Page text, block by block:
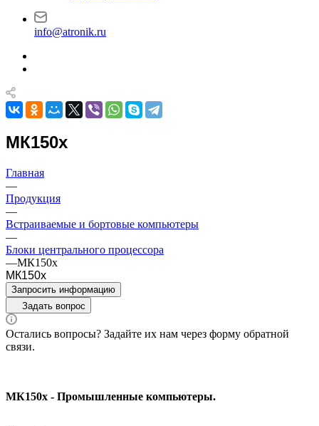
info@atronik.ru
МК150x
Главная
—
Продукция
—
Встраиваемые и бортовые компьютеры
—
Блоки центрального процессора
—МК150x
МК150x
Запросить информацию
Задать вопрос
Остались вопросы? Задайте их нам через форму обратной
связи.
МК150x - Промышленные компьютеры.